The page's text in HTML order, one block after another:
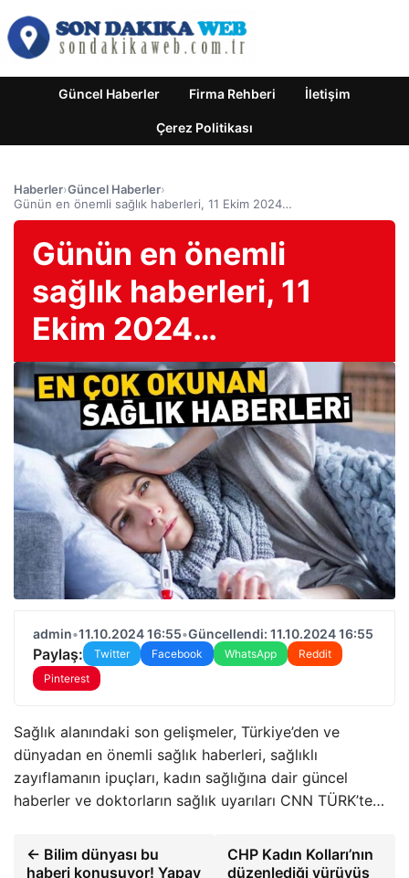
Güncel Haberler Firma Rehberi İletişim
Çerez Politikası
Haberler›Güncel Haberler›
Günün en önemli sağlık haberleri, 11 Ekim 2024…
Günün en önemli
sağlık haberleri, 11
Ekim 2024…
admin•11.10.2024 16:55•Güncellendi: 11.10.2024 16:55
Paylaş: Twitter Facebook WhatsApp
Reddit
Pinterest
Sağlık alanındaki son gelişmeler, Türkiye’den ve
dünyadan en önemli sağlık haberleri, sağlıklı
zayıflamanın ipuçları, kadın sağlığına dair güncel
haberler ve doktorların sağlık uyarıları CNN TÜRK’te…
← Bilim dünyası bu
haberi konuşuyor! Yapay
CHP Kadın Kolları’nın
düzenlediği yürüyüş